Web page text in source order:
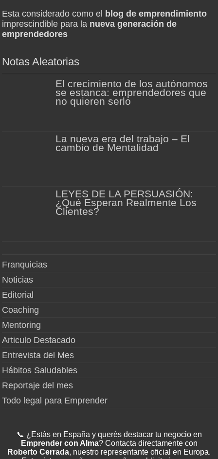
Esta considerado como el blog de emprendimiento
imprescindible para la nueva generación de
emprendedores
Notas Aleatorias
El crecimiento de los autónomos
se estanca: emprendedores que
no quieren serlo
La nueva era del trabajo – El
cambio de Mentalidad
LEYES DE LA PERSUASIÓN:
¿Qué Esperan Realmente Los
Clientes?
Franquicias
Noticias
Editorial
Coaching
Mentoring
Articulo Destacado
Entrevista del Mes
Hábitos Saludables
Reportaje del mes
Todo legal para Emprender
📞 ¿Estás en España y querés destacar tu negocio en
Emprender con Alma? Contacta directamente con
Roberto Cerrada, nuestro representante oficial en Europa.